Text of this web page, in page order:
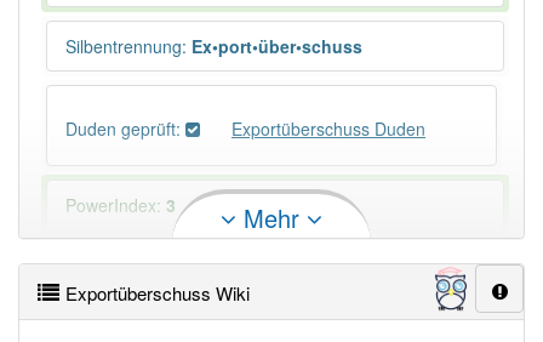
Silbentrennung: Ex•port•über•schuss
Duden geprüft: Exportüberschuss Duden
PowerIndex: 3
Häufigkeit: 4 von 10
Mehr
Exportüberschuss Wiki